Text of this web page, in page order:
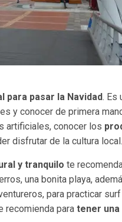
para pasar la Navidad. Es
y conocer de primera
artificiales, conocer los
disfrutar de la cultura local.
y tranquilo te
una bonita playa,
para practicar
recomienda para tener